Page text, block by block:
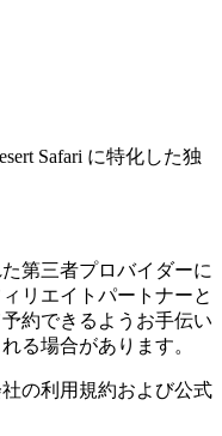
Safari に特化した独
第三者プロバイダーに
リエイトパートナーと
約できるようお手伝い
る場合があります。
の利用規約および公式